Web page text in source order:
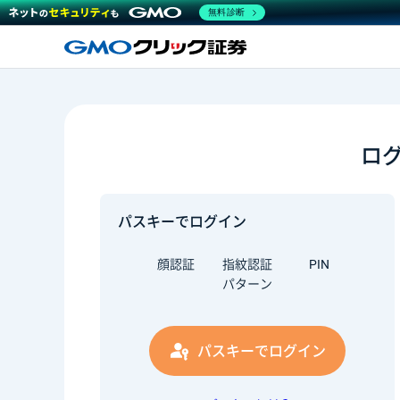
ロ
パスキーでログイン
顔認証 指紋認証
PIN
パターン
パスキーでログイン
無料診断